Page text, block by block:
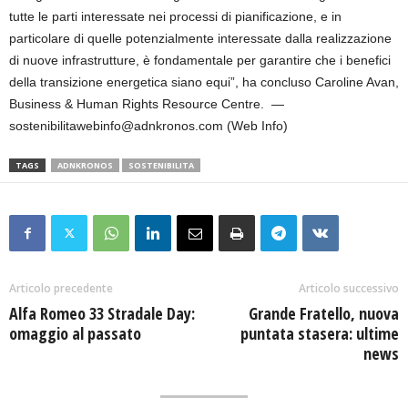
tutte le parti interessate nei processi di pianificazione, e in
particolare di quelle potenzialmente interessate dalla realizzazione
di nuove infrastrutture, è fondamentale per garantire che i benefici
della transizione energetica siano equi”, ha concluso Caroline Avan,
Business & Human Rights Resource Centre. —
sostenibilitawebinfo@adnkronos.com (Web Info)
TAGS ADNKRONOS SOSTENIBILITA
Articolo precedente
Alfa Romeo 33 Stradale Day:
omaggio al passato
Articolo successivo
Grande Fratello, nuova
puntata stasera: ultime
news